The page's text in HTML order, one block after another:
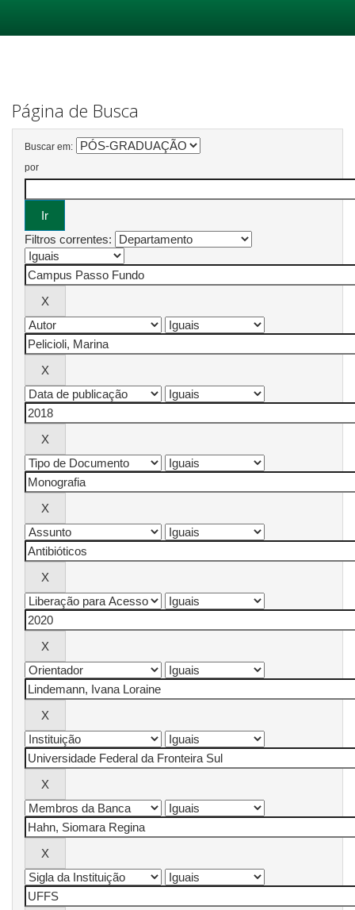
Página de Busca
Buscar em:
por
Filtros correntes: